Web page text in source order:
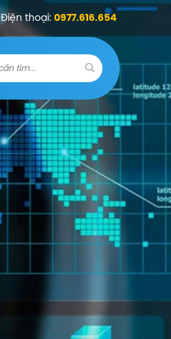
Điện thoại:0977.616.654